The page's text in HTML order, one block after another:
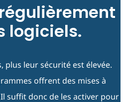
logiciels.
plus leur sécurité est élevée.
offrent des mises à
suffit donc de les activer pour